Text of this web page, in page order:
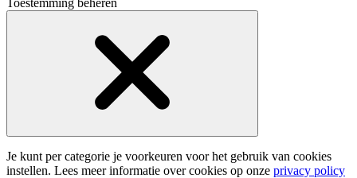
Toestemming beheren
Je kunt per categorie je voorkeuren voor het gebruik van cookies
instellen. Lees meer informatie over cookies op onze privacy policy